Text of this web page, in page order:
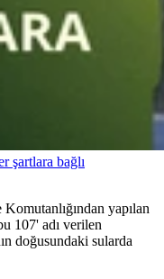
şartlara bağlı
yapılan
107' adı verilen
doğusundaki sularda